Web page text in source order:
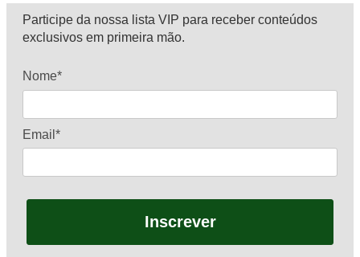
Participe da nossa lista VIP para receber conteúdos
exclusivos em primeira mão.
Nome*
Email*
Inscrever